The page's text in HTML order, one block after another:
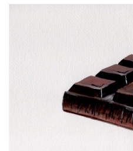
k